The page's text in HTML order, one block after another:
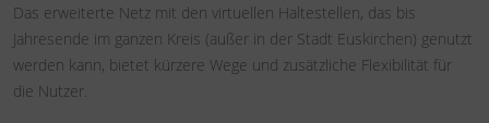
Das erweiterte Netz mit den virtuellen Haltestellen, das bis
Jahresende im ganzen Kreis (außer in der Stadt Euskirchen) genutzt
werden kann, bietet kürzere Wege und zusätzliche Flexibilität für
die Nutzer.